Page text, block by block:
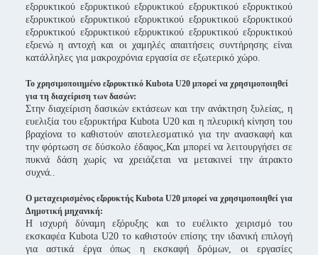
εξορυκτικού εξορυκτικού εξορυκτικού εξορυκτικού εξορυκτικού
εξορυκτικού εξορυκτικού εξορυκτικού εξορυκτικού εξορυκτικού
εξορυκτικού εξορυκτικού εξορυκτικού εξορυκτικού εξορυκτικού
εξοενώ η αντοχή και οι χαμηλές απαιτήσεις συντήρησης είναι
κατάλληλες για μακροχρόνια εργασία σε εξωτερικό χώρο.
Το χρησιμοποιημένο εξορυκτικό Kubota U20 μπορεί να χρησιμοποιηθεί
για τη διαχείριση των δασών:
Στην διαχείριση δασικών εκτάσεων και την ανάκτηση ξυλείας, η
ευελιξία του εξορυκτήρα Kubota U20 και η πλευρική κίνηση του
βραχίονα το καθιστούν αποτελεσματικό για την ανασκαφή και
την φόρτωση σε δύσκολο έδαφος,Και μπορεί να λειτουργήσει σε
πυκνά δάση χωρίς να χρειάζεται να μετακινεί την άτρακτο
συχνά..
Ο μεταχειρισμένος εξορυκτής Kubota U20 μπορεί να χρησιμοποιηθεί για
Δημοτική μηχανική:
Η ισχυρή δύναμη εξόρυξης και το ευέλικτο χειρισμό του
εκσκαφέα Kubota U20 το καθιστούν επίσης την ιδανική επιλογή
για αστικά έργα όπως η εκσκαφή δρόμων, οι εργασίες